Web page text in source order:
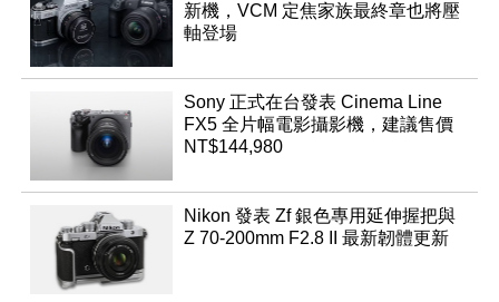
新機，VCM 定焦家族最終章也將壓
軸登場
Sony 正式在台發表 Cinema Line
FX5 全片幅電影攝影機，建議售價
NT$144,980
Nikon 發表 Zf 銀色專用延伸握把與
Z 70-200mm F2.8 II 最新韌體更新